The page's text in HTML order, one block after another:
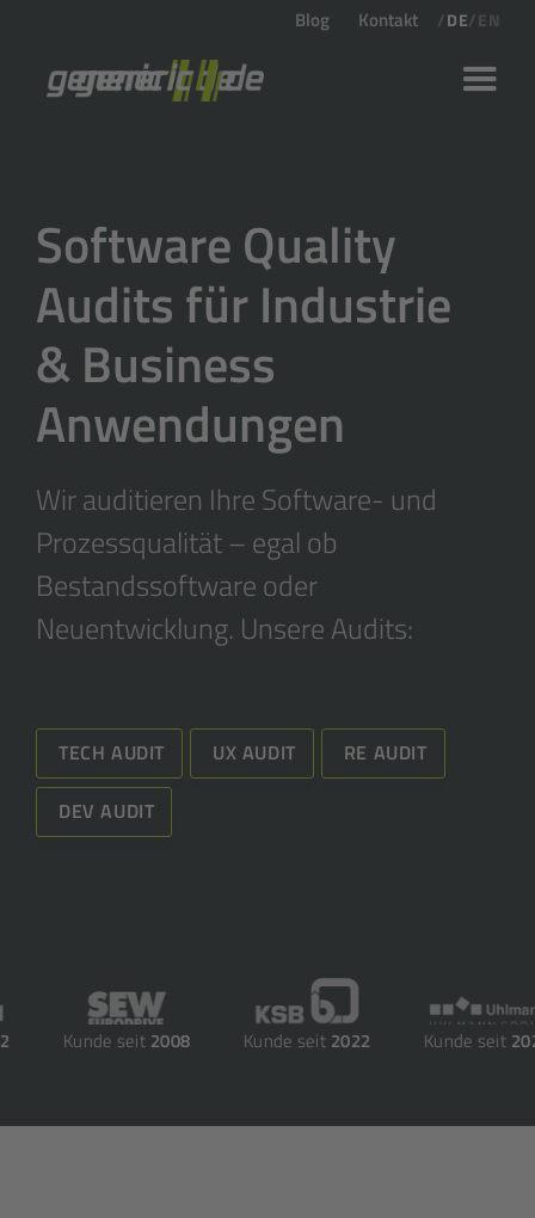
Blog Kontakt /DE/EN
Software Quality
Audits für Industrie
& Business
Anwendungen
Wir auditieren Ihre Software- und
Prozessqualität – egal ob
Bestandssoftware oder
Neuentwicklung. Unsere Audits:
TECH AUDIT UX AUDIT RE AUDIT
DEV AUDIT
Kunde seit2008 Kunde seit2022 Kunde seit2022